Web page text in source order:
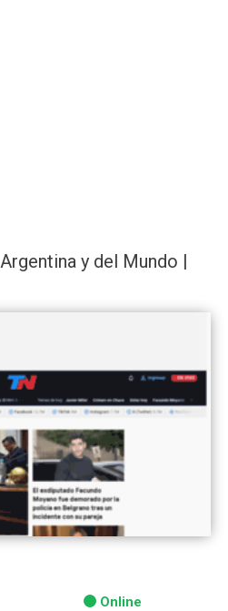
y del Mundo |
Online